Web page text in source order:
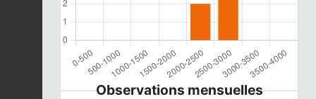
Observations mensuelles